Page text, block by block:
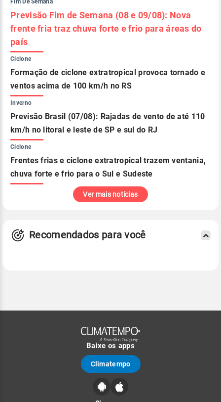
Previsão Fim de Semana (08 e 09/08): Nova
frente fria traz chuva forte e frio para áreas do
país
Ciclone
Formação de ciclone extratropical provoca tornado e
ventos acima de 100 km/h no RS
Inverno
Previsão Brasil (07/08): Rajadas de vento de até 110
km/h no litoral e leste de SP e sul do RJ
Ciclone
Frentes frias e ciclone extratropical trazem ventania,
chuva forte e frio para o Sul e Sudeste
Ver mais notícias
Recomendados para você
Baixe os apps
Climatempo